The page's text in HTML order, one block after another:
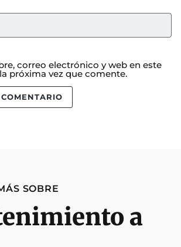
correo electrónico y web en este
próxima vez que comente.
SOBRE
a